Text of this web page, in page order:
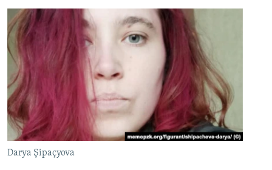
Darya Şipaçyova